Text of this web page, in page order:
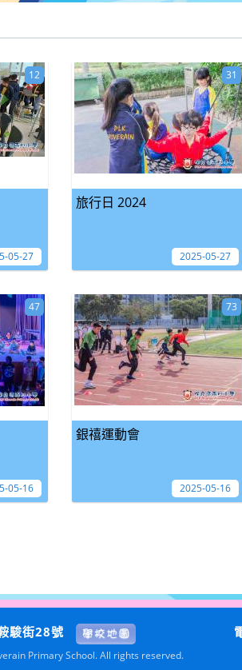
12
05-27
旅行日 2024
31
2025-05-27
47
05-16
銀禧運動會
73
2025-05-16
駿街28號
Primary School. All rights reserved.